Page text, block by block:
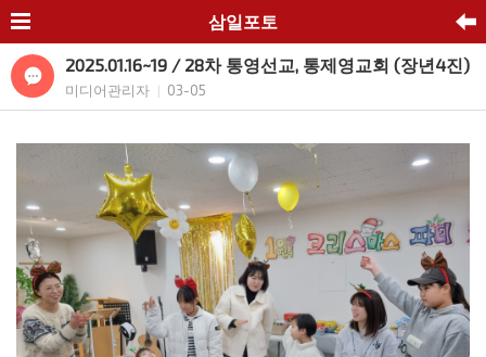
삼일포토
2025.01.16~19 / 28차 통영선교, 통제영교회 (장년4진)
미디어관리자 03-05